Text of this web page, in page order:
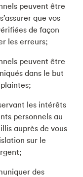
peuvent être
que vos
de façon
les erreurs;
peuvent être
dans le but
les intérêts
personnels au
auprès de vous
sur le
des